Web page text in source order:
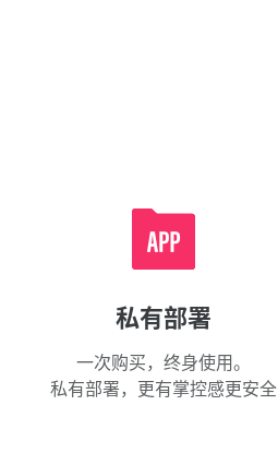
私有部署
一次购买，终身使用。
私有部署，更有掌控感更安全